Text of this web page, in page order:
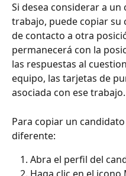
Si desea considerar a
trabajo, puede copiar
de contacto a otra
permanecerá con la
las respuestas al
equipo, las tarjetas de
asociada con ese trabajo.
Para copiar un
diferente:
Abra el perfil del